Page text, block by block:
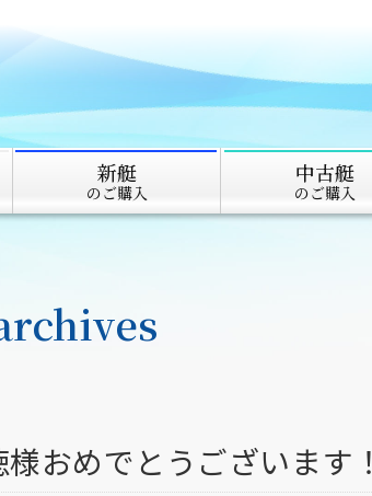
新艇
のご購入
中古艇
のご購入
おめでとうございます！